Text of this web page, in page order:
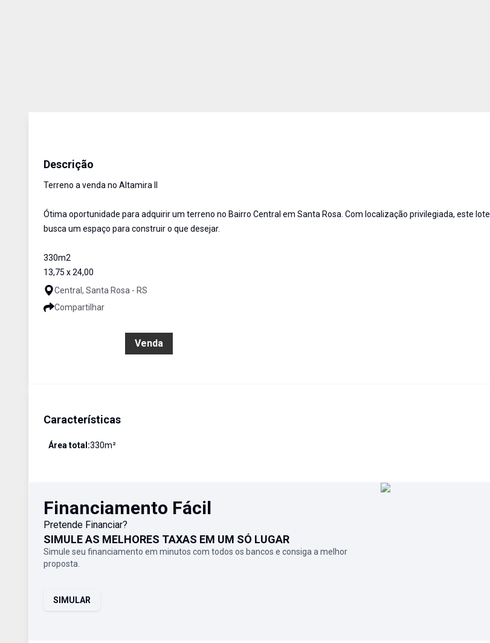
Descrição
Terreno a venda no Altamira II
Ótima oportunidade para adquirir um terreno no Bairro Central em Santa Rosa. Com localização privilegiada, este
busca um espaço para construir o que desejar.
330m2
13,75 x 24,00
Central, Santa Rosa - RS
Compartilhar
Venda
Características
Área total:330m²
Financiamento Fácil
Pretende Financiar?
SIMULE AS MELHORES TAXAS EM UM SÓ LUGAR
Simule seu financiamento em minutos com todos os bancos e consiga a melhor
proposta.
SIMULAR